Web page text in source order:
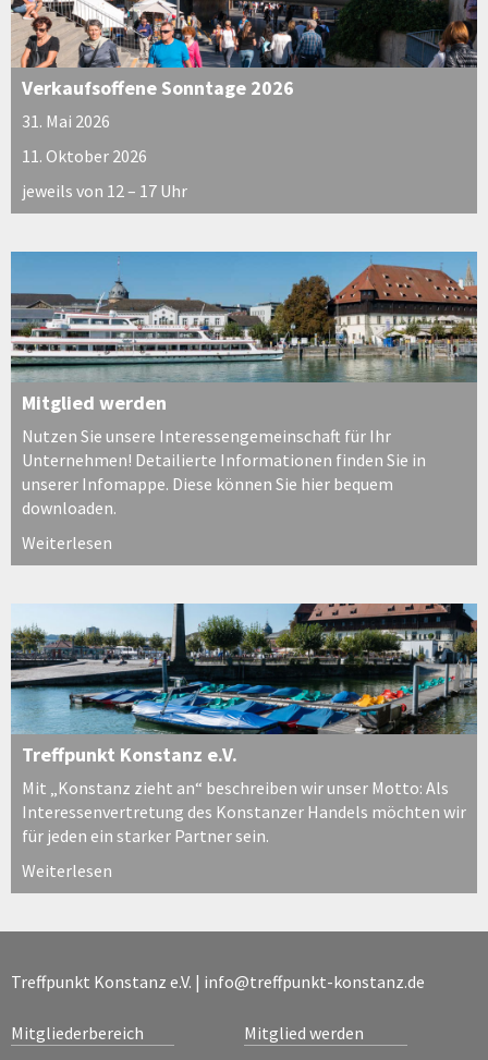
Verkaufsoffene Sonntage 2026
31. Mai 2026
11. Oktober 2026
jeweils von 12 – 17 Uhr
Mitglied werden
Nutzen Sie unsere Interessengemeinschaft für Ihr
Unternehmen! Detailierte Informationen finden Sie in
unserer Infomappe. Diese können Sie hier bequem
downloaden.
Weiterlesen
Treffpunkt Konstanz e.V.
Mit „Konstanz zieht an“ beschreiben wir unser Motto: Als
Interessenvertretung des Konstanzer Handels möchten wir
für jeden ein starker Partner sein.
Weiterlesen
Treffpunkt Konstanz e.V. | info@treffpunkt-konstanz.de
Mitgliederbereich
Mitglied werden